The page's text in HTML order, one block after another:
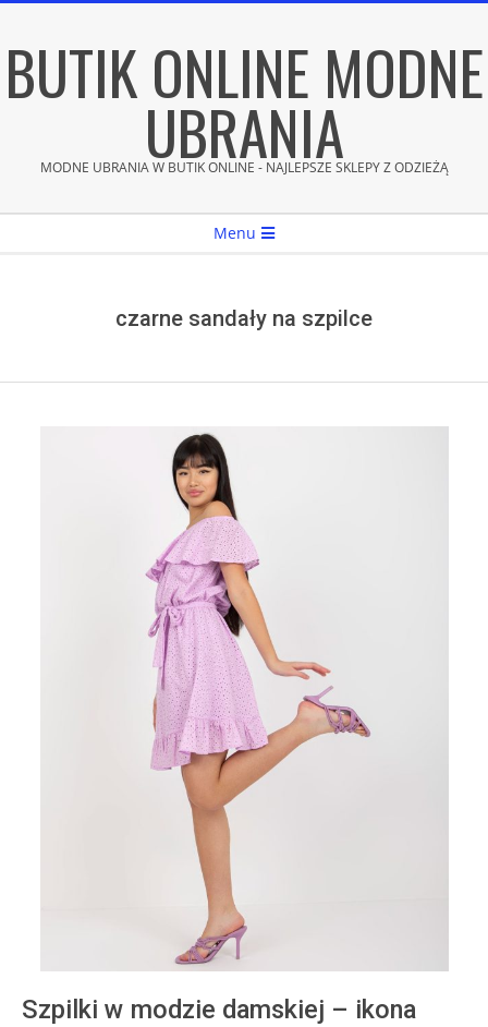
content
BUTIK ONLINE MODNE
UBRANIA
MODNE UBRANIA W BUTIK ONLINE - NAJLEPSZE SKLEPY Z ODZIEŻĄ
Menu
czarne sandały na szpilce
Szpilki w modzie damskiej – ikona